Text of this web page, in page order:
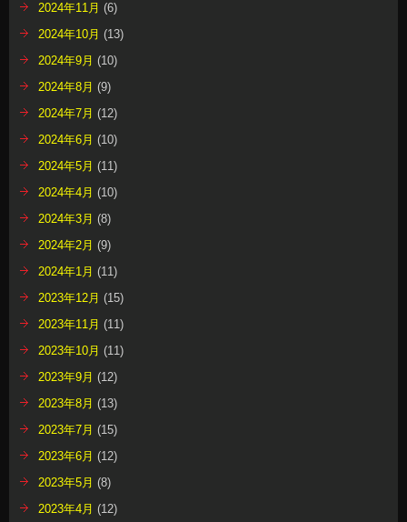
2024年11月 (6)
2024年10月 (13)
2024年9月 (10)
2024年8月 (9)
2024年7月 (12)
2024年6月 (10)
2024年5月 (11)
2024年4月 (10)
2024年3月 (8)
2024年2月 (9)
2024年1月 (11)
2023年12月 (15)
2023年11月 (11)
2023年10月 (11)
2023年9月 (12)
2023年8月 (13)
2023年7月 (15)
2023年6月 (12)
2023年5月 (8)
2023年4月 (12)